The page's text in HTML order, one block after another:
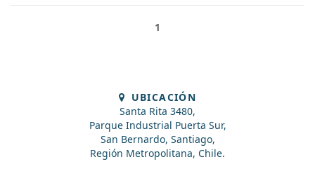
1
UBICACIÓN
Santa Rita 3480,
Parque Industrial Puerta Sur,
San Bernardo, Santiago,
Región Metropolitana, Chile.